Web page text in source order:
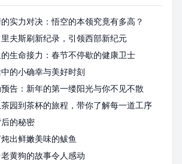
实力对决：悟空的本领究竟有多高？
夫斯刷新纪录，引领西部新纪元
生命接力：春节不停歇的健康卫士
的小确幸与美好时刻
告：新年的第一缕阳光与你不见不散
园到茶杯的旅程，带你了解每一道工序
的秘密
出鲜嫩美味的鲅鱼
黄狗的故事令人感动